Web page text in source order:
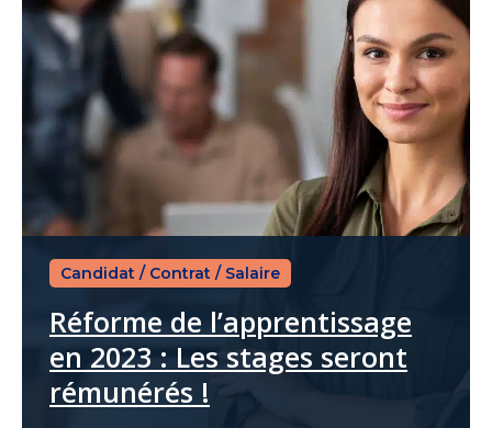
Candidat / Contrat / Salaire
Réforme de l’apprentissage
en 2023 : Les stages seront
rémunérés !